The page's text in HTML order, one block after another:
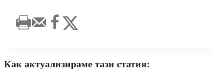
Как актуализираме тази статия: